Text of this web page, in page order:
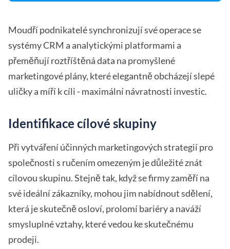
Moudří podnikatelé synchronizují své operace se
systémy CRM a analytickými platformami a
přeměňují roztříštěná data na promyšlené
marketingové plány, které elegantně obcházejí slepé
uličky a míří k cíli - maximální návratnosti investic.
Identifikace cílové skupiny
Při vytváření účinných marketingových strategií pro
společnosti s ručením omezeným je důležité znát
cílovou skupinu. Stejně tak, když se firmy zaměří na
své ideální zákazníky, mohou jim nabídnout sdělení,
která je skutečně osloví, prolomí bariéry a naváží
smysluplné vztahy, které vedou ke skutečnému
prodeji.